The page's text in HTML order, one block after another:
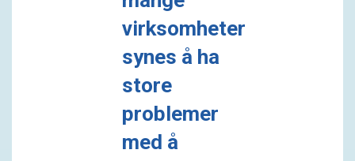
virksomheter
synes å ha
store
problemer
med å